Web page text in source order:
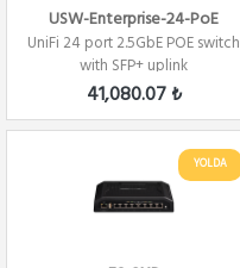
USW-Enterprise-24-PoE
UniFi 24 port 2.5GbE POE switch
with SFP+ uplink
41,080.07 ₺
YOLDA